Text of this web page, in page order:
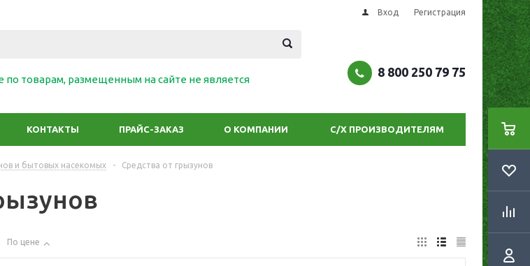
Вход Регистрация
товарам, размещенным на сайте не является
8 800 250 79 75
КОНТАКТЫ ПРАЙС-ЗАКАЗ О КОМПАНИИ С/Х ПРОИЗВОДИТЕЛЯМ
и бытовых насекомых - Средства от грызунов
По цене